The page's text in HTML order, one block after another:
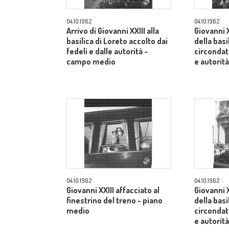
04.10.1962
Arrivo di Giovanni XXIII alla
basilica di Loreto accolto dai
fedeli e dalle autorità -
campo medio
04.10.1962
Giovanni
della
e
04.10.1962
Giovanni XXIII affacciato al
finestrino del treno - piano
medio
04.10.1962
Giovanni
della
e